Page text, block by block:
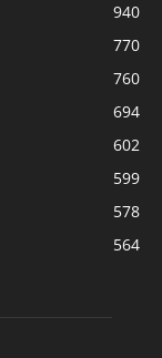
940
770
760
694
602
599
578
564